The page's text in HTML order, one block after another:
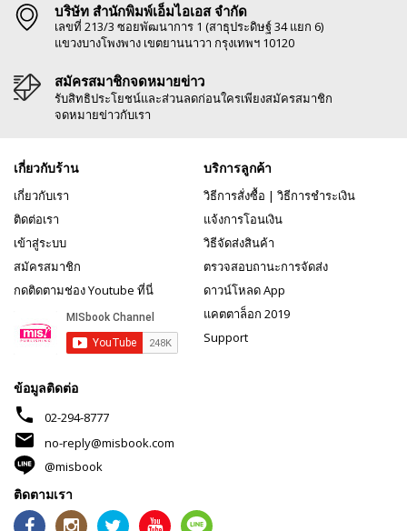
บริษัท สำนักพิมพ์เอ็มไอเอส จำกัด
เลขที่ 213/3 ซอยพัฒนาการ 1 (สาธุประดิษฐ์ 34 แยก 6)
แขวงบางโพงพาง เขตยานนาวา กรุงเทพฯ 10120
สมัครสมาชิกจดหมายข่าว
รับสิทธิประโยชน์และส่วนลดก่อนใครเพียงสมัครสมาชิก
จดหมายข่าวกับเรา
เกี่ยวกับร้าน
เกี่ยวกับเรา
ติดต่อเรา
เข้าสู่ระบบ
สมัครสมาชิก
กดติดตามช่อง Youtube ที่นี่
บริการลูกค้า
วิธีการสั่งซื้อ | วิธีการชำระเงิน
แจ้งการโอนเงิน
วิธีจัดส่งสินค้า
ตรวจสอบถานะการจัดส่ง
ดาวน์โหลด App
แคตตาล็อก 2019
Support
ข้อมูลติดต่อ
phone 02-294-8777
mail
no-reply@misbook.com
@misbook
ติดตามเรา